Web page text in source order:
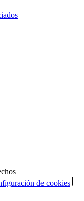
de cookies